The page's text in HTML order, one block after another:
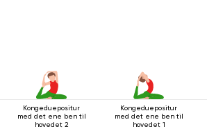
Kongeduepositur
med det ene ben til
hovedet 2
Kongeduepositur
med det ene ben til
hovedet 1